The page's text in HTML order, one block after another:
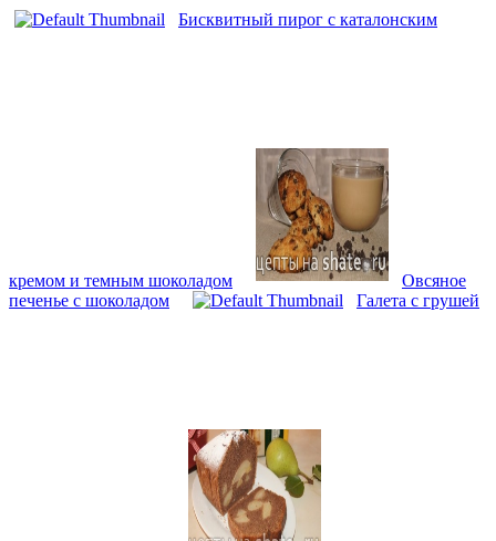
Бисквитный пирог с каталонским
кремом и темным шоколадом
Овсяное
печенье с шоколадом
Галета с грушей